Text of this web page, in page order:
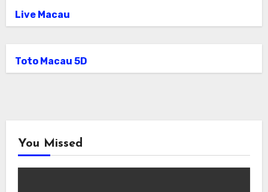
Live Macau
Toto Macau 5D
You Missed